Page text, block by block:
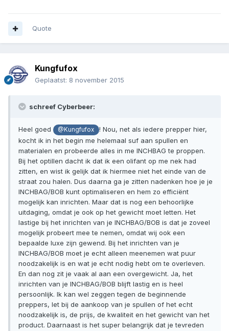
Quote
Kungfufox
Geplaatst: 8 november 2015
schreef Cyberbeer:
Heel goed @Kungfufox
! Nou, net als iedere prepper hier,
kocht ik in het begin me helemaal suf aan spullen en
materialen en probeerde alles in me INCHBAG te proppen.
Bij het optillen dacht ik dat ik een olifant op me nek had
zitten, en wist ik gelijk dat ik hiermee niet het einde van de
straat zou halen. Dus daarna ga je zitten nadenken hoe je je
INCHBAG/BOB kunt optimaliseren en hem zo efficiënt
mogelijk kan inrichten. Maar dat is nog een behoorlijke
uitdaging, omdat je ook op het gewicht moet letten. Het
lastige bij het inrichten van je INCHBAG/BOB is dat je zoveel
mogelijk probeert mee te nemen, omdat wij ook een
bepaalde luxe zijn gewend. Bij het inrichten van je
INCHBAG/BOB moet je echt alleen meenemen wat puur
noodzakelijk is en wat je echt nodig hebt om te overleven.
En dan nog zit je vaak al aan een overgewicht. Ja, het
inrichten van je INCHBAG/BOB blijft lastig en is heel
persoonlijk. Ik kan wel zeggen tegen de beginnende
preppers, let bij de aankoop van je spullen of het echt
noodzakelijk is, de prijs, de kwaliteit en het gewicht van het
product. Daarnaast is het super belangrijk dat je tevreden